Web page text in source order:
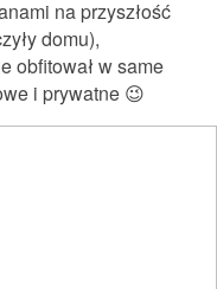
na przyszłość
domu),
obfitował w same
i prywatne 😉